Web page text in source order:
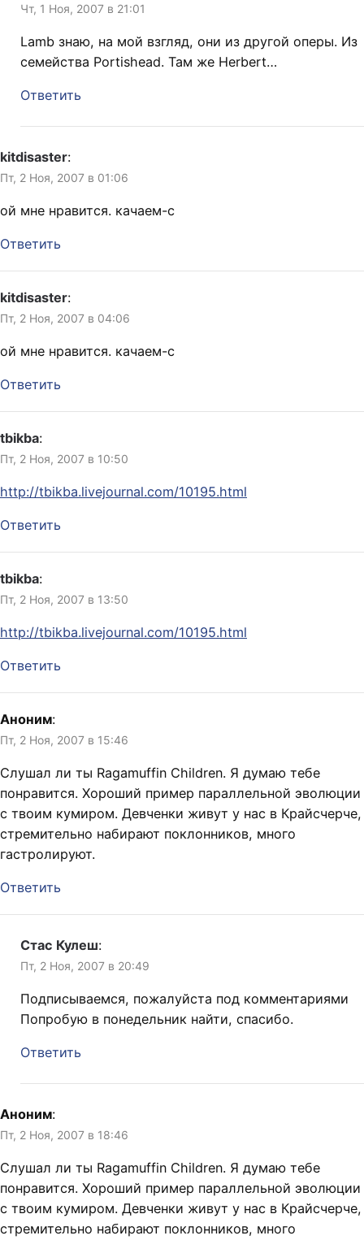
Чт, 1 Ноя, 2007 в 21:01
Lamb знаю, на мой взгляд, они из другой оперы. Из
семейства Portishead. Там же Herbert…
Ответить
kitdisaster:
Пт, 2 Ноя, 2007 в 01:06
ой мне нравится. качаем-с
Ответить
kitdisaster:
Пт, 2 Ноя, 2007 в 04:06
ой мне нравится. качаем-с
Ответить
tbikba:
Пт, 2 Ноя, 2007 в 10:50
http://tbikba.livejournal.com/10195.html
Ответить
tbikba:
Пт, 2 Ноя, 2007 в 13:50
http://tbikba.livejournal.com/10195.html
Ответить
Аноним:
Пт, 2 Ноя, 2007 в 15:46
Слушал ли ты Ragamuffin Children. Я думаю тебе
понравится. Хороший пример параллельной эволюции
с твоим кумиром. Девченки живут у нас в Крайсчерче,
стремительно набирают поклонников, много
гастролируют.
Ответить
Стас Кулеш:
Пт, 2 Ноя, 2007 в 20:49
Подписываемся, пожалуйста под комментариями
Попробую в понедельник найти, спасибо.
Ответить
Аноним:
Пт, 2 Ноя, 2007 в 18:46
Слушал ли ты Ragamuffin Children. Я думаю тебе
понравится. Хороший пример параллельной эволюции
с твоим кумиром. Девченки живут у нас в Крайсчерче,
стремительно набирают поклонников, много